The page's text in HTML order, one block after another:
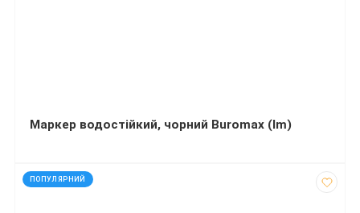
Маркер водостійкий, чорний Buromax (Im)
ПОПУЛЯРНИЙ
код: 927082